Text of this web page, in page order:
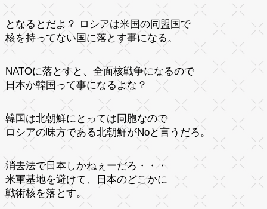
となるとだよ？ ロシアは米国の同盟国で
核を持ってない国に落とす事になる。
NATOに落とすと、全面核戦争になるので
日本か韓国って事になるよな？
韓国は北朝鮮にとっては同胞なので
ロシアの味方である北朝鮮がNoと言うだろ。
消去法で日本しかねぇーだろ・・・
米軍基地を避けて、日本のどこかに
戦術核を落とす。